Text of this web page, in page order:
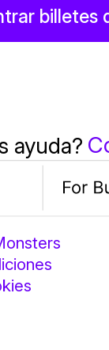
billetes
ayuda?